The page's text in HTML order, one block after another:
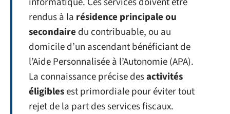
rendus à la résidence principale ou
secondaire du contribuable, ou au
domicile d’un ascendant bénéficiant de
l’Aide Personnalisée à l’Autonomie (APA).
La connaissance précise desactivités
éligiblesest primordiale pour éviter tout
rejet de la part des services fiscaux.